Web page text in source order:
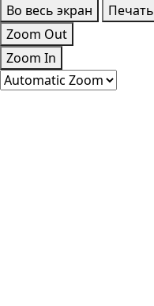
Во весь экран
Печать
Zoom Out
Zoom In